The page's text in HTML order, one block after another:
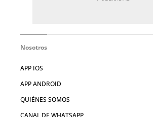
Nosotros
APP IOS
APP ANDROID
QUIÉNES SOMOS
CANAL DE WHATSAPP